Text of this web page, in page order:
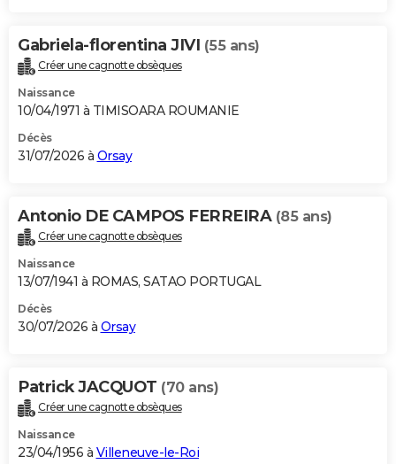
Carte de Noël
Carte Bonne année
Carte Saint-Valentin
Carte Pâques
Carte d'anniversaire
DICTIONNAIRE
Dictionnaire
Biographies
Citations
Expressions
Proverbes
PROGRAMME TV
S'inscrire
Se connecter
Lycées
Collèges
Primaires
Universités
Entreprises
Service militaire
Avis de recherche
AVIS DE DÉCÈS
Bricolage
Lifestyle
Culture
Sport
Auto
Television
Voyage
Cinema
Gabriela-florentina JIVI (55 ans)
Créer une cagnotte obsèques
Naissance
10/04/1971 à TIMISOARA ROUMANIE
Décès
31/07/2026 à Orsay
Antonio DE CAMPOS FERREIRA (85 ans)
Créer une cagnotte obsèques
Naissance
13/07/1941 à ROMAS, SATAO PORTUGAL
Décès
30/07/2026 à Orsay
Patrick JACQUOT (70 ans)
Créer une cagnotte obsèques
Naissance
23/04/1956 à Villeneuve-le-Roi